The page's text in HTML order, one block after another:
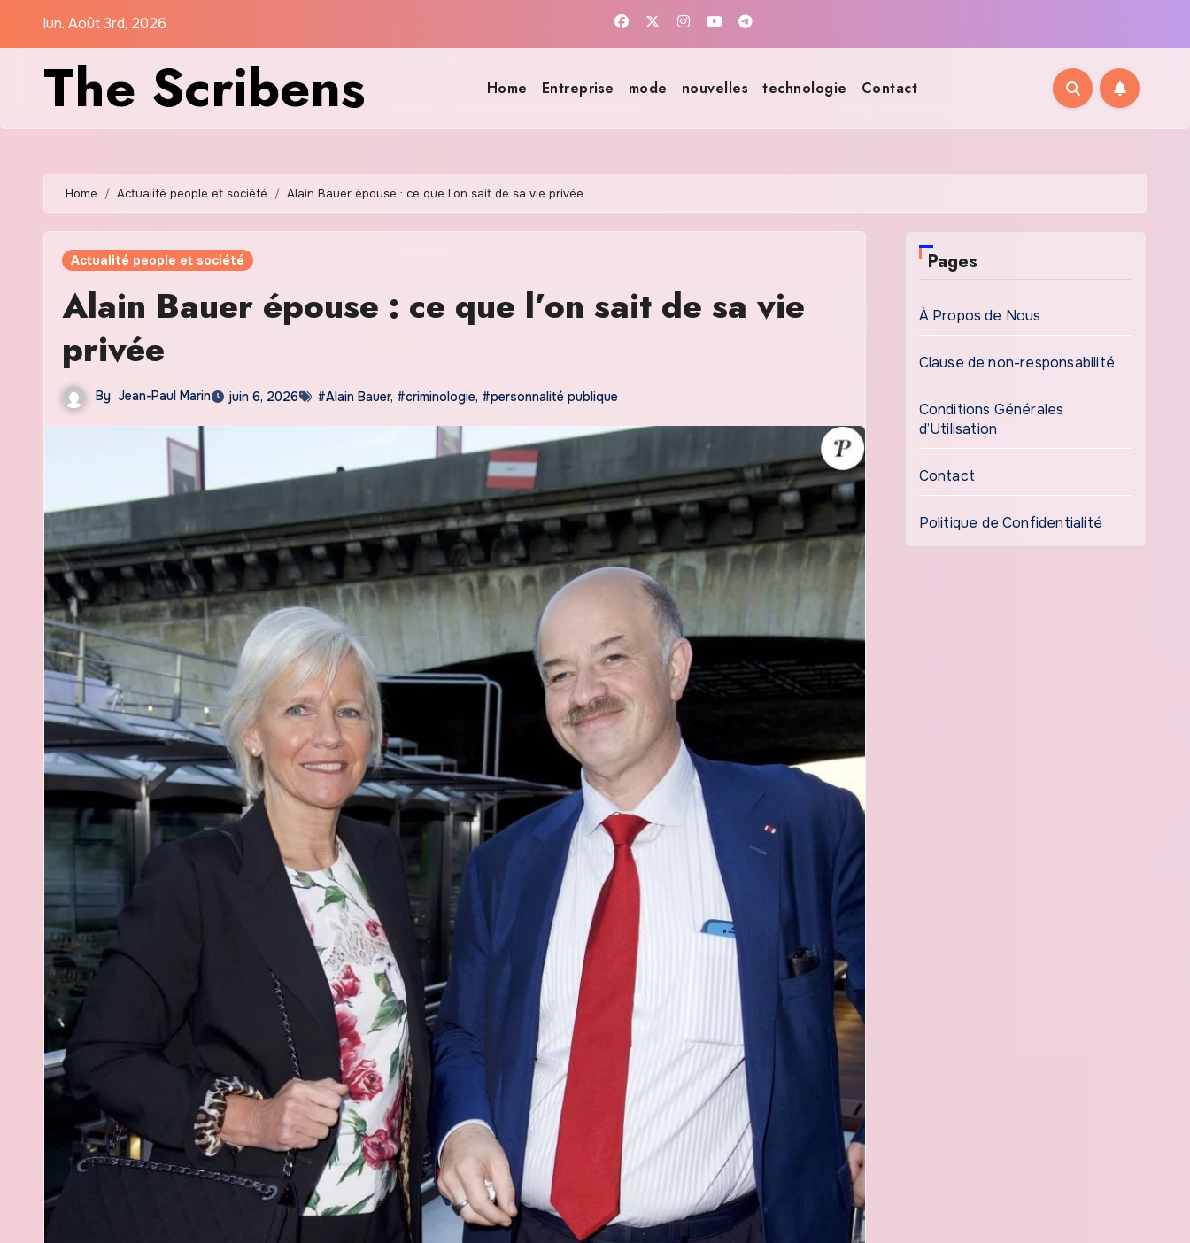
lun. Août 3rd, 2026
The Scribens Home Entreprise mode nouvelles technologie Contact
Home Actualité people et société Alain Bauer épouse : ce que l’on sait de sa vie privée
Actualité people et société
Alain Bauer épouse : ce que l’on sait de sa vie
privée
By Jean-Paul Marin juin 6, 2026 #Alain Bauer, #criminologie, #personnalité publique
Pages
À Propos de Nous
Clause de non-responsabilité
Conditions Générales
d’Utilisation
Contact
Politique de Confidentialité